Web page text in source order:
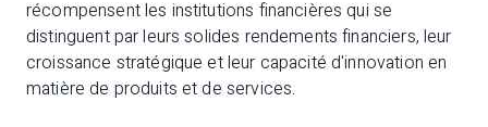
récompensent les institutions financières qui se
distinguent par leurs solides rendements financiers, leur
croissance stratégique et leur capacité d'innovation en
matière de produits et de services.